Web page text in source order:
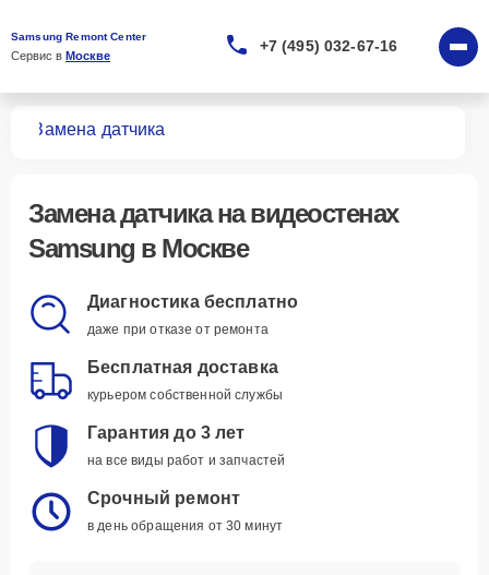
Samsung Remont Center
Сервис в Москве
+7 (495) 032-67-16
Замена датчика
Замена датчикана видеостенах
Samsung в Москве
Диагностика бесплатно
даже при отказе от ремонта
Бесплатная доставка
курьером собственной службы
Гарантия до 3 лет
на все виды работ и запчастей
Срочный ремонт
в день обращения от 30 минут